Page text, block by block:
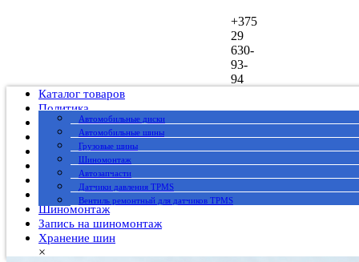
+375
29
630-
93-
94
Каталог товаров
Автомобильные диски
Автомобильные шины
Грузовые шины
Шиномонтаж
Автозапчасти
Датчики давления TPMS
Вентиль ремонтный для датчиков TPMS
Политика
Публичный договор
О нас
Оплата
Доставка
Вакансии
Гарантия
Шиномонтаж
Запись на шиномонтаж
Хранение шин
×